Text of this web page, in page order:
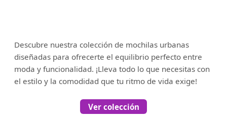
Descubre nuestra colección de mochilas urbanas
diseñadas para ofrecerte el equilibrio perfecto entre
moda y funcionalidad. ¡Lleva todo lo que necesitas con
el estilo y la comodidad que tu ritmo de vida exige!
Ver colección